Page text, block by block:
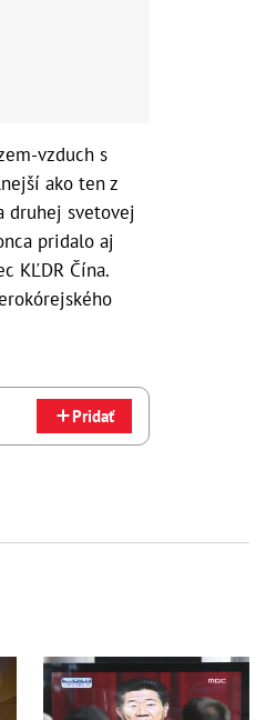
vzduch s
ako ten z
druhej svetovej
pridalo aj
KĽDR Čína.
Pridať